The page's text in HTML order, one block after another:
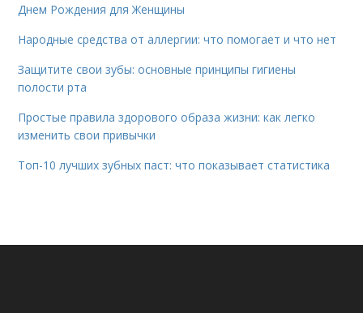
Днем Рождения для Женщины
Народные средства от аллергии: что помогает и что нет
Защитите свои зубы: основные принципы гигиены
полости рта
Простые правила здорового образа жизни: как легко
изменить свои привычки
Топ-10 лучших зубных паст: что показывает статистика